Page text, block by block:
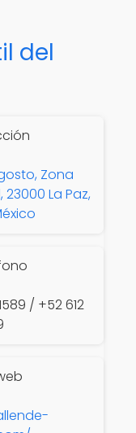
del
Zona
23000 La Paz,
/ +52 612